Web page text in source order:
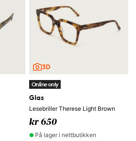
Online only
Glas
Lesebriller Therese Light Brown
kr 650
På lager i nettbutikken